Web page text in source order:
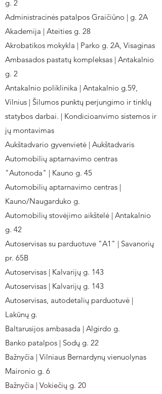
g. 2
Administracinės patalpos Graičiūno | g. 2A
Akademija | Ateities g. 28
Akrobatikos mokykla | Parko g. 2A, Visaginas
Ambasados pastatų kompleksas | Antakalnio
g. 2
Antakalnio poliklinika | Antakalnio g.59,
Vilnius | Šilumos punktų perjungimo ir tinklų
statybos darbai. | Kondicioanvimo sistemos ir
jų montavimas
Aukštadvario gyvenvietė | Aukštadvaris
Automobilių aptarnavimo centras
"Autonoda" | Kauno g. 45
Automobilių aptarnavimo centras |
Kauno/Naugarduko g.
Automobilių stovėjimo aikštelė | Antakalnio
g. 42
Autoservisas su parduotuve "A1" | Savanorių
pr. 65B
Autoservisas | Kalvarijų g. 143
Autoservisas | Kalvarijų g. 143
Autoservisas, autodetalių parduotuvė |
Lakūnų g.
Baltarusijos ambasada | Algirdo g.
Banko patalpos | Sodų g. 22
Bažnyčia | Vilniaus Bernardynų vienuolynas
Maironio g. 6
Bažnyčia | Vokiečių g. 20